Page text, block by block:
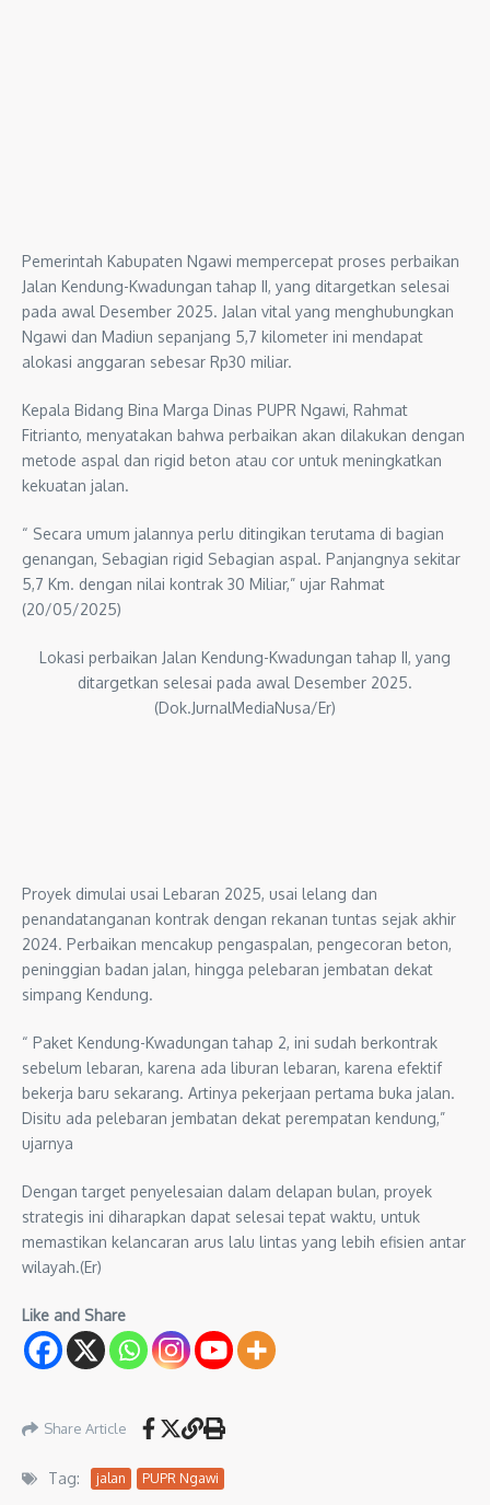
Pemerintah Kabupaten Ngawi mempercepat proses perbaikan
Jalan Kendung-Kwadungan tahap II, yang ditargetkan selesai
pada awal Desember 2025. Jalan vital yang menghubungkan
Ngawi dan Madiun sepanjang 5,7 kilometer ini mendapat
alokasi anggaran sebesar Rp30 miliar.
Kepala Bidang Bina Marga Dinas PUPR Ngawi, Rahmat
Fitrianto, menyatakan bahwa perbaikan akan dilakukan dengan
metode aspal dan rigid beton atau cor untuk meningkatkan
kekuatan jalan.
“ Secara umum jalannya perlu ditingikan terutama di bagian
genangan, Sebagian rigid Sebagian aspal. Panjangnya sekitar
5,7 Km. dengan nilai kontrak 30 Miliar,” ujar Rahmat
(20/05/2025)
Lokasi perbaikan Jalan Kendung-Kwadungan tahap II, yang
ditargetkan selesai pada awal Desember 2025.
(Dok.JurnalMediaNusa/Er)
Proyek dimulai usai Lebaran 2025, usai lelang dan
penandatanganan kontrak dengan rekanan tuntas sejak akhir
2024. Perbaikan mencakup pengaspalan, pengecoran beton,
peninggian badan jalan, hingga pelebaran jembatan dekat
simpang Kendung.
“ Paket Kendung-Kwadungan tahap 2, ini sudah berkontrak
sebelum lebaran, karena ada liburan lebaran, karena efektif
bekerja baru sekarang. Artinya pekerjaan pertama buka jalan.
Disitu ada pelebaran jembatan dekat perempatan kendung,”
ujarnya
Dengan target penyelesaian dalam delapan bulan, proyek
strategis ini diharapkan dapat selesai tepat waktu, untuk
memastikan kelancaran arus lalu lintas yang lebih efisien antar
wilayah.(Er)
Like and Share
Share Article
Tag: jalan PUPR Ngawi